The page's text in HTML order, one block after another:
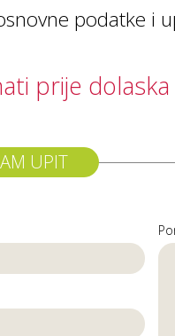
podatke i
prije
UPIT